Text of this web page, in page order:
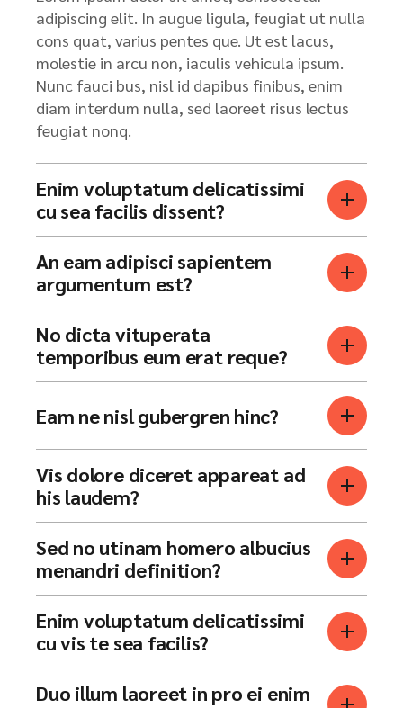
adipiscing elit. In augue ligula, feugiat ut nulla
cons quat, varius pentes que. Ut est lacus,
molestie in arcu non, iaculis vehicula ipsum.
Nunc fauci bus, nisl id dapibus finibus, enim
diam interdum nulla, sed laoreet risus lectus
feugiat nonq.
Enim voluptatum delicatissimi
cu sea facilis dissent?
An eam adipisci sapientem
argumentum est?
No dicta vituperata
temporibus eum erat reque?
Eam ne nisl gubergren hinc?
Vis dolore diceret appareat ad
his laudem?
Sed no utinam homero albucius
menandri definition?
Enim voluptatum delicatissimi
cu vis te sea facilis?
Duo illum laoreet in pro ei enim